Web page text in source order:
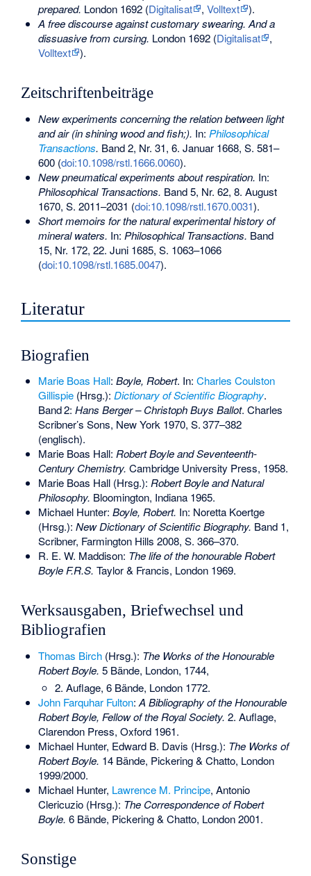
prepared. London 1692 (Digitalisat , Volltext
).
A free discourse against customary swearing. And a
dissuasive from cursing. London 1692 (Digitalisat
,
Volltext
).
Zeitschriftenbeiträge
New experiments concerning the relation between light
and air (in shining wood and fish;). In: Philosophical
Transactions. Band 2, Nr. 31, 6. Januar 1668, S. 581–
600 (doi:10.1098/rstl.1666.0060).
New pneumatical experiments about respiration. In:
Philosophical Transactions. Band 5, Nr. 62, 8. August
1670, S. 2011–2031 (doi:10.1098/rstl.1670.0031).
Short memoirs for the natural experimental history of
mineral waters. In: Philosophical Transactions. Band
15, Nr. 172, 22. Juni 1685, S. 1063–1066
(doi:10.1098/rstl.1685.0047).
Literatur
Biografien
Marie Boas Hall: Boyle, Robert. In: Charles Coulston
Gillispie(Hrsg.): Dictionary of Scientific Biography.
Band2: Hans Berger – Christoph Buys Ballot. Charles
Scribner’s Sons, New York 1970, S.377–382
(englisch).
Marie Boas Hall: Robert Boyle and Seventeenth-
Century Chemistry. Cambridge University Press, 1958.
Marie Boas Hall (Hrsg.): Robert Boyle and Natural
Philosophy. Bloomington, Indiana 1965.
Michael Hunter: Boyle, Robert. In: Noretta Koertge
(Hrsg.): New Dictionary of Scientific Biography. Band 1,
Scribner, Farmington Hills 2008, S. 366–370.
R. E. W. Maddison: The life of the honourable Robert
Boyle F.R.S. Taylor & Francis, London 1969.
Werksausgaben, Briefwechsel und
Bibliografien
Thomas Birch(Hrsg.): The Works of the Honourable
Robert Boyle. 5 Bände, London, 1744,
2. Auflage, 6 Bände, London 1772.
John Farquhar Fulton: A Bibliography of the Honourable
Robert Boyle, Fellow of the Royal Society. 2. Auflage,
Clarendon Press, Oxford 1961.
Michael Hunter, Edward B. Davis (Hrsg.): The Works of
Robert Boyle. 14 Bände, Pickering & Chatto, London
1999/2000.
Michael Hunter, Lawrence M. Principe, Antonio
Clericuzio(Hrsg.): The Correspondence of Robert
Boyle. 6 Bände, Pickering & Chatto, London 2001.
Sonstige